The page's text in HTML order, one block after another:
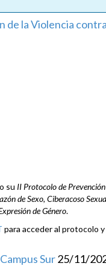
de la Violencia
su II Protocolo de
de Sexo, Ciberacoso
de Género.
para acceder al protocolo y
Sur25/11/